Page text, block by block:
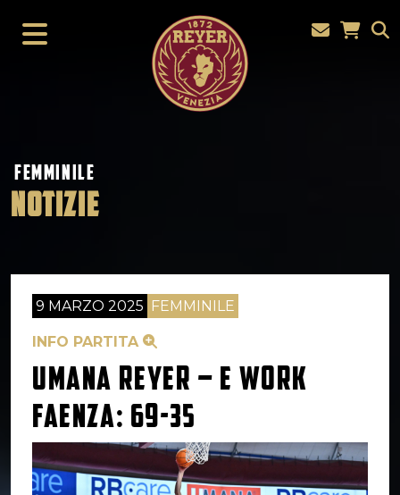
FEMMINILE
NOTIZIE
9 MARZO 2025 FEMMINILE
INFO PARTITA
UMANA REYER – E WORK
FAENZA: 69-35